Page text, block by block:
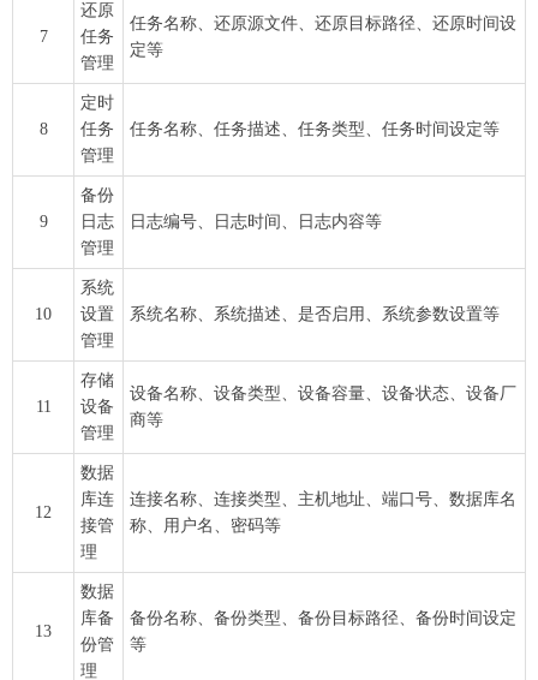
7
还原
任务
管理
任务名称、还原源文件、还原目标路径、还原时间设
定等
8
定时
任务
管理
任务名称、任务描述、任务类型、任务时间设定等
9
备份
日志
管理
日志编号、日志时间、日志内容等
10
系统
设置
管理
系统名称、系统描述、是否启用、系统参数设置等
11
存储
设备
管理
设备名称、设备类型、设备容量、设备状态、设备厂
商等
12
数据
库连
接管
理
连接名称、连接类型、主机地址、端口号、数据库名
称、用户名、密码等
13
数据
库备
份管
理
备份名称、备份类型、备份目标路径、备份时间设定
等